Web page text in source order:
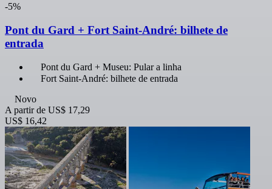
-5%
Pont du Gard + Fort Saint-André: bilhete de
entrada
Pont du Gard + Museu: Pular a linha
Fort Saint-André: bilhete de entrada
Novo
A partir de US$ 17,29
US$ 16,42